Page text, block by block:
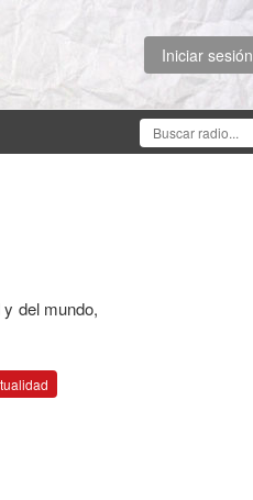
Iniciar sesión
del mundo,